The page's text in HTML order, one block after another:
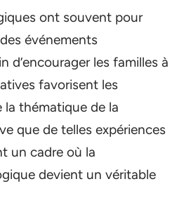
ont souvent pour
événements
d’encourager les familles à
favorisent les
thématique de la
que de telles expériences
un cadre où la
devient un véritable